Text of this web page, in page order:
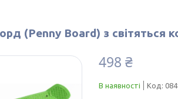
(Penny Board) з світяться
498 ₴
В наявності Код: